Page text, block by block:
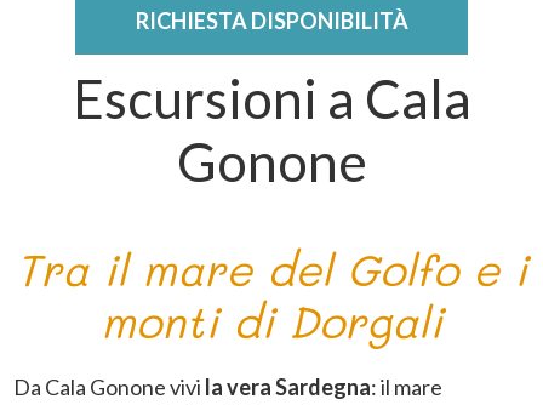
RICHIESTA DISPONIBILITÀ
Escursioni a Cala
Gonone
Tra il mare del Golfo e i
monti di Dorgali
Da Cala Gonone vivi la vera Sardegna: il mare